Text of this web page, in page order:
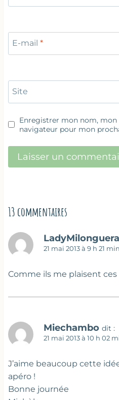
E-mail *
Site
Enregistrer mon nom,
navigateur pour mon
13 commentaires
LadyMilonguera
21 mai 2013 à 9 h 21 min
Comme ils me plaisent
Miechambo dit :
21 mai 2013 à 10 h 02
J’aime beaucoup cette
apéro !
Bonne journée